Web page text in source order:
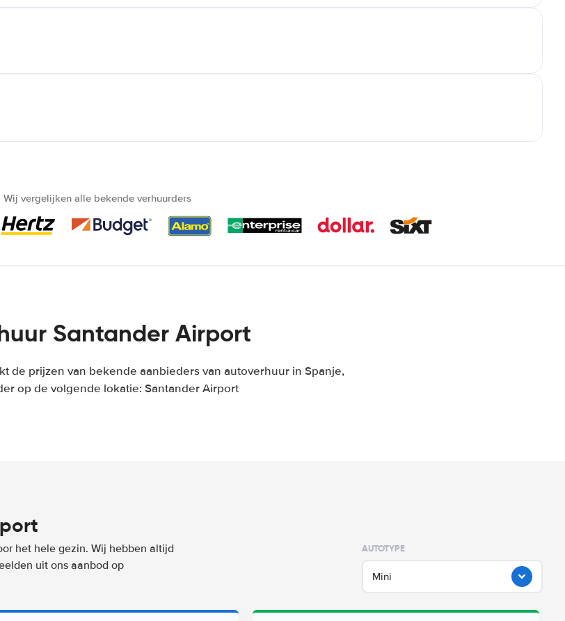
Wij vergelijken alle bekende verhuurders
Santander Airport
de prijzen van bekende aanbieders van autoverhuur in Spanje,
op de volgende lokatie: Santander Airport
het hele gezin. Wij hebben altijd
uit ons aanbod op
AUTOTYPE
Mini